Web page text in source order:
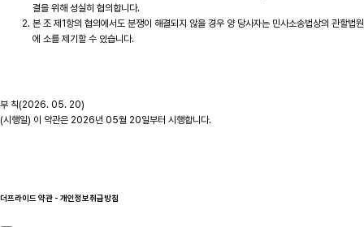
결을 위해 성실히 협의합니다.
본 조 제1항의 협의에서도 분쟁이 해결되지 않을 경우 양 당사자는 민사소송법상의 관할법원
에 소를 제기할 수 있습니다.
부 칙(2026. 05. 20)
(시행일) 이 약관은 2026년 05월 20일부터 시행합니다.
더프라이드 약관 - 개인정보취급방침